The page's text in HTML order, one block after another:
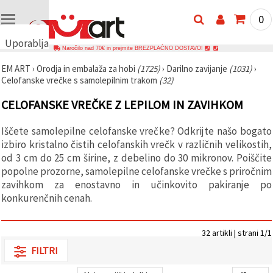
Uporabljamo
🍪
Uporabljamo
podobne
tehnologije,
zagotovimo
pravilno
delovanje
spletnega
mesta,
izboljšamo
vašo
uporabniško
z vašim
promet in
prikazujemo
0
Naročilo nad 70€ in prejmite BREZPLAČNO DOSTAVO!
EM ART › Orodja in embalaža za hobi (1725)› Darilno zavijanje (1031)›
Celofanske vrečke s samolepilnim trakom (32)
CELOFANSKE VREČKE Z LEPILOM IN ZAVIHKOM
Iščete samolepilne celofanske vrečke? Odkrijte našo bogato
izbiro kristalno čistih celofanskih vrečk v različnih velikostih,
od 3 cm do 25 cm širine, z debelino do 30 mikronov. Poiščite
popolne prozorne, samolepilne celofanske vrečke s priročnim
zavihkom za enostavno in učinkovito pakiranje po
konkurenčnih cenah.
32 artikli | strani 1/1
FILTRI